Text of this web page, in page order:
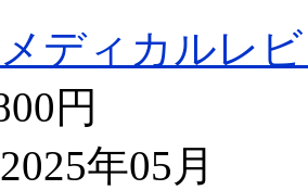
メディカルレ
円
年05月